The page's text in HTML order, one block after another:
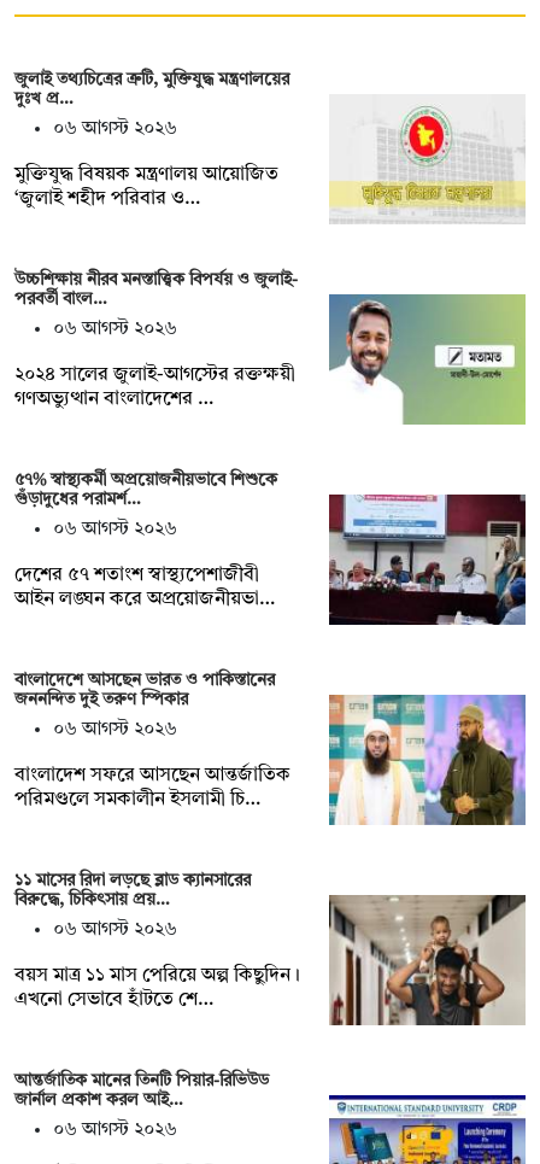
জুলাই তথ্যচিত্রের ত্রুটি, মুক্তিযুদ্ধ মন্ত্রণালয়ের
দুঃখ প্র…
০৬ আগস্ট ২০২৬
মুক্তিযুদ্ধ বিষয়ক মন্ত্রণালয় আয়োজিত
‘জুলাই শহীদ পরিবার ও…
উচ্চশিক্ষায় নীরব মনস্তাত্ত্বিক বিপর্যয় ও জুলাই-
পরবর্তী বাংল…
০৬ আগস্ট ২০২৬
২০২৪ সালের জুলাই-আগস্টের রক্তক্ষয়ী
গণঅভ্যুত্থান বাংলাদেশের …
৫৭% স্বাস্থ্যকর্মী অপ্রয়োজনীয়ভাবে শিশুকে
গুঁড়াদুধের পরামর্শ…
০৬ আগস্ট ২০২৬
দেশের ৫৭ শতাংশ স্বাস্থ্যপেশাজীবী
আইন লঙ্ঘন করে অপ্রয়োজনীয়ভা…
বাংলাদেশে আসছেন ভারত ও পাকিস্তানের
জননন্দিত দুই তরুণ স্পিকার
০৬ আগস্ট ২০২৬
বাংলাদেশ সফরে আসছেন আন্তর্জাতিক
পরিমণ্ডলে সমকালীন ইসলামী চি…
১১ মাসের রিদা লড়ছে ব্লাড ক্যানসারের
বিরুদ্ধে, চিকিৎসায় প্রয়…
০৬ আগস্ট ২০২৬
বয়স মাত্র ১১ মাস পেরিয়ে অল্প কিছুদিন।
এখনো সেভাবে হাঁটতে শে…
আন্তর্জাতিক মানের তিনটি পিয়ার-রিভিউড
জার্নাল প্রকাশ করল আই…
০৬ আগস্ট ২০২৬